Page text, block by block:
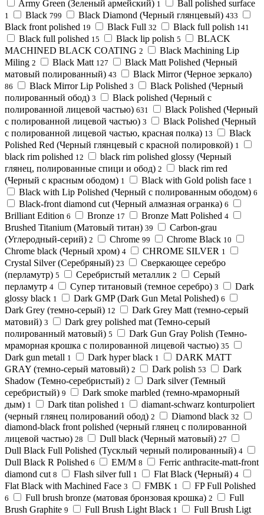
Army Green (Зеленый армейский) 1 Ball polished surface
1 Black 799 Black Diamond (Черный глянцевый) 433
Black front polished 19 Black Full 32 Black full polish 141
Black full polished 15 Black lip polish 5
BLACK
MACHINED BLACK COATING 2
Black Machining Lip
Miling 2 Black Matt 127
Black Matt Polished (Черный
матовый полированный) 43 Black Mirror (Черное зеркало)
86 Black Mirror Lip Polished 3
Black Polished (Черный
полированный обод) 3
Black polished (Черный с
полированной лицевой частью) 631
Black Polished (Черный
с полированной лицевой частью) 3
Black Polished (Черный
с полированной лицевой частью, красная полка) 13
Black
Polished Red (Черный глянцевый с красной полировкой) 1
black rim polished 12
black rim polished glossy (Черный
глянец, полированные спици и обод) 2
black rim red
(Черный с красным ободом) 1 Black with Gold polish face 1
Black with Lip Polished (Черный с полированным ободом) 6
Black-front diamond cut (Черный алмазная огранка) 6
Brilliant Edition 6 Bronze 17 Bronze Matt Polished 4
Brushed Titanium (Матовый титан) 39
Carbon-grau
(Углеродный-серий) 2 Chrome 99 Chrome Black 10
Chrome black (Черный хром) 4 CHROME SILVER 1
Crystal Silver (Серебряный) 23
Cверкающее серебро
(перламутр) 5 Cеребристый металлик 2
Cерый
перламутр 4 Cупер титановый (темное серебро) 3
Dark
glossy black 1 Dark GMP (Dark Gun Metal Polished) 6
Dark Grey (темно-серый) 12
Dark Grey Matt (темно-серый
матовий) 3
Dark grey polished mat (Темно-серый
полированный матовый) 5
Dark Gun Gray Polish (Темно-
мраморная крошка с полированной лицевой частью) 35
Dark gun metall 1 Dark hyper black 1
DARK MATT
GRAY (темно-серый матовый) 2 Dark polish 53
Dark
Shadow (Темно-серебристый) 2
Dark silver (Темный
серебристый) 9
Dark smoke marbled (темно-мраморный
дым) 1 Dark titan polished 1
diamant-schwarz konturpoliert
(черный глянец полирований обод) 2 Diamond black 32
diamond-black front polished (черный глянец с полированной
лицевой частью) 28 Dull black (Черный матовый) 27
Dull Black Full Polished (Тусклый черный полированный) 4
Dull Black R Polished 6 EM/M 8
Ferric anthracite-matt-front
diamond cut 8 Flash silver full 1 Flat Black (Черный) 4
Flat Black with Machined Face 3 FMBK 1 FP Full Polished
6 Full brush bronze (матовая бронзовая крошка) 2
Full
Brush Graphite 9 Full Brush Light Black 1
Full Brush Ligt